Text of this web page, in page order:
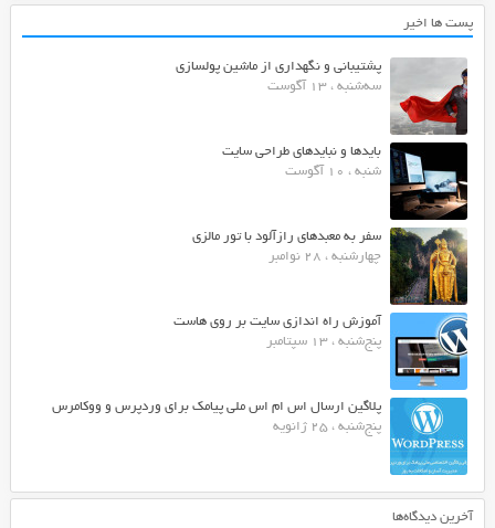
پست ها اخیر
پشتیبانی و نگهداری از ماشین پولسازی
سه‌شنبه ، 13 آگوست
بایدها و نبایدهای طراحی سایت
شنبه ، 10 آگوست
سفر به معبدهای رازآلود با تور مالزی
چهارشنبه ، 28 نوامبر
آموزش راه اندازی سایت بر روی هاست
پنج‌شنبه ، 13 سپتامبر
پلاگین ارسال اس ام اس ملی پیامک برای وردپرس و ووکامرس
پنج‌شنبه ، 25 ژانویه
آخرین دیدگاه‌ها